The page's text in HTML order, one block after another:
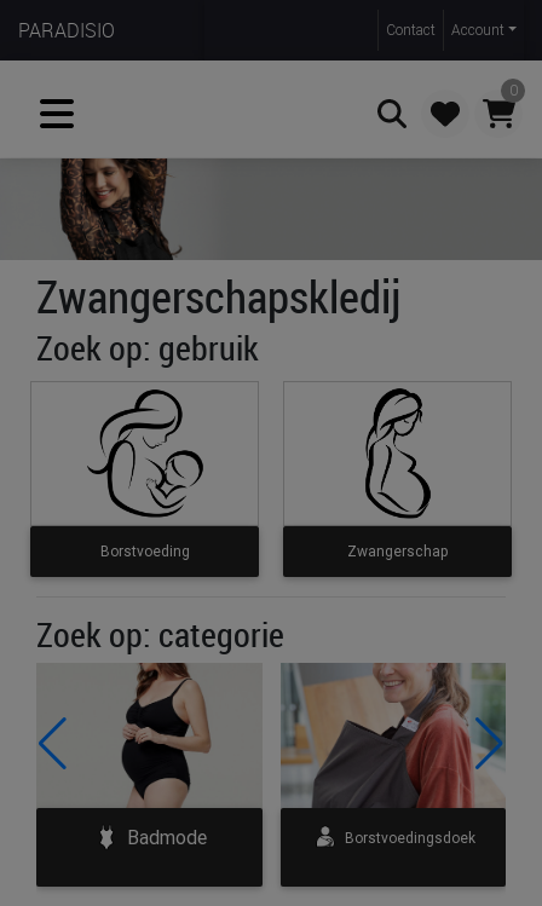
PARADISIO Contact Account
0
Zwangerschapskledij
Zoek op: gebruik
Borstvoeding Zwangerschap
Zoek op: categorie
Badmode Borstvoedingsdoek